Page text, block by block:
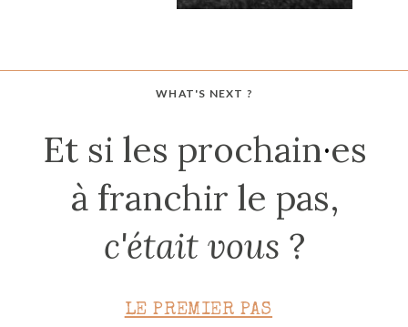
WHAT'S NEXT ?
Et si les prochain·es
à franchir le pas,
c'était vous ?
LE PREMIER PAS